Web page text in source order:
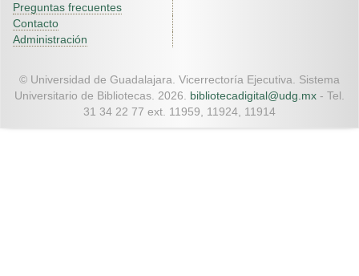
Preguntas frecuentes
Contacto
Administración
© Universidad de Guadalajara. Vicerrectoría Ejecutiva. Sistema
Universitario de Bibliotecas. 2026. bibliotecadigital@udg.mx - Tel.
31 34 22 77 ext. 11959, 11924, 11914